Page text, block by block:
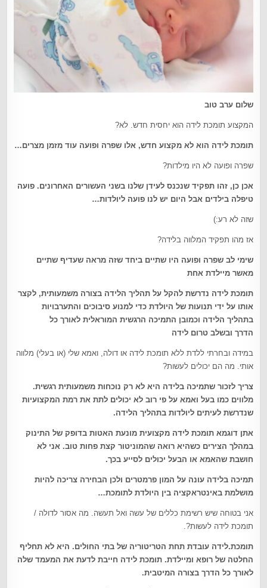
שלום ערב טוב
המקצוע תומכת לידה הוא יחסית חדש. לא?
תומכת לידה הוא לא מקצוע חדש, אלו שפרה ופועה עוד מזמן מצרים…
שפרה ופועה לא היו מילדות?
אכן כן, זהו תפקיד שנכנס לעידן שלנו בשני העשורים האחרונים. פועה
טיפלה בילדים אבל היום יש לנו פועה ליולדות…
שזה לא רע:)
אז מהו תפקיד המלווה בלידה?
שימי לב שפרה ופועה היו שתיים ביחד שזה מראה שעדיף שתיים
מאשר מיילדת אחת
תומכת לידה נדרשת להקל על תהליך הלידה בצורה משמעותית, לקצר
אותו על ידי תנועות של היולדת כדי למנוע סיבוכים והתערבויות
בתהליך הלידה וכמובן התמיכה הרגשית המוראלית לאורך כל
הדרך ובשלב טרום לידה
במידה ובחרתי ללדת ללא תומכת לידה או דולה, ואמא שלי (או בעלי) מלווה
אותי. מה הם יכולים לעשות?
צריך לזכור שתמיכה בלידה היא לא רק נוכחות משמעותית רגשית.
מלווים כמו בעל ואמא על פי רוב לא יכולים לתת את רמת המקצועיות
שנדרשת לעיתים ליולדות בתהליך הלידה.
אתן דוגמא תומכת לידה מקצועית מונעת האטות בדופק של התינוק
במהלך הצירים כשהיא רואה שהמוניטור קצת פחות טוב. אני לא
חושבת שהאמא או הבעל יכולים לסייע בכך.
תמיכה בלידה עונה על המון פרמטרים ולכן הבחירה צריכה להיות
מושלמת באינטראקציה בין היולדת לתומכת…
אני בטוחה שיש רשימת כללים של עשה ואל תעשה. מה אסור לדולה /
תומכת לידה לעשות?.
תומכת.לידה עובדת תחת הטריטוריה של בתי החולים. היא לא תחליף
החלטה של רופא ומיילדת. תומכת לידה חייבת לדעת את המעמד שלה
לאורך כל הדרך בצורה המיטבית.